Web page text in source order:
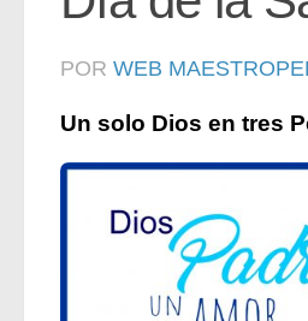
POR WEB
Un solo Dios en tres